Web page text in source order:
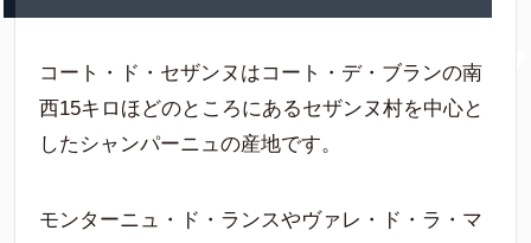
コート・ド・セザンヌはコート・デ・ブランの南
西15キロほどのところにあるセザンヌ村を中心と
したシャンパーニュの産地です。
モンターニュ・ド・ランスやヴァレ・ド・ラ・マ